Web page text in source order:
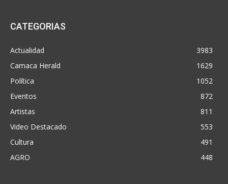
CATEGORIAS
Actualidad
3983
Camaca Herald
1629
Política
1052
Eventos
872
Artistas
811
Video Destacado
553
Cultura
491
AGRO
448